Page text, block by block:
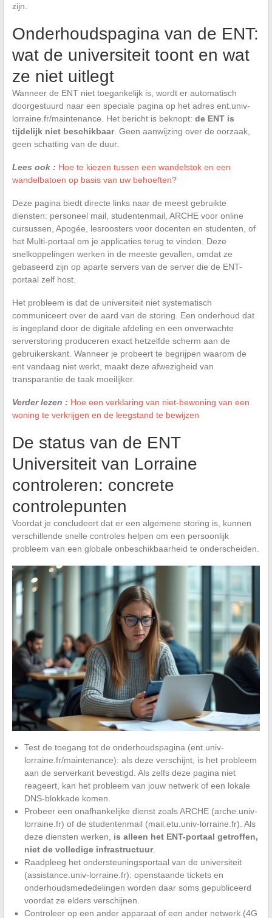
zijn.
Onderhoudspagina van de ENT:
wat de universiteit toont en wat
ze niet uitlegt
Wanneer de ENT niet toegankelijk is, wordt er automatisch
doorgestuurd naar een speciale pagina op het adres ent.univ-
lorraine.fr/maintenance. Het bericht is beknopt: de ENT is
tijdelijk niet beschikbaar. Geen aanwijzing over de oorzaak,
geen schatting van de duur.
Lees ook : Hoe te kiezen tussen een wandelstok en een
wandelbatoen op basis van uw behoeften?
Deze pagina biedt directe links naar de meest gebruikte
diensten: personeel mail, studentenmail, ARCHE voor online
cursussen, Apogée, lesroosters voor docenten en studenten, of
het Multi-portaal om je applicaties terug te vinden. Deze
snelkoppelingen werken in de meeste gevallen, omdat ze
gebaseerd zijn op aparte servers van de server die de ENT-
portaal zelf host.
Het probleem is dat de universiteit niet systematisch
communiceert over de aard van de storing. Een onderhoud dat
is ingepland door de digitale afdeling en een onverwachte
serverstoring produceren exact hetzelfde scherm aan de
gebruikerskant. Wanneer je probeert te begrijpen waarom de
ent vandaag niet werkt, maakt deze afwezigheid van
transparantie de taak moeilijker.
Verder lezen : Hoe een verklaring van niet-bewoning van een
woning te verkrijgen en de leegstand te bewijzen
De status van de ENT
Universiteit van Lorraine
controleren: concrete
controlepunten
Voordat je concludeert dat er een algemene storing is, kunnen
verschillende snelle controles helpen om een persoonlijk
probleem van een globale onbeschikbaarheid te onderscheiden.
Test de toegang tot de onderhoudspagina (ent.univ-
lorraine.fr/maintenance): als deze verschijnt, is het probleem
aan de serverkant bevestigd. Als zelfs deze pagina niet
reageert, kan het probleem van jouw netwerk of een lokale
DNS-blokkade komen.
Probeer een onafhankelijke dienst zoals ARCHE (arche.univ-
lorraine.fr) of de studentenmail (mail.etu.univ-lorraine.fr). Als
deze diensten werken, is alleen het ENT-portaal getroffen,
niet de volledige infrastructuur.
Raadpleeg het ondersteuningsportaal van de universiteit
(assistance.univ-lorraine.fr): openstaande tickets en
onderhoudsmededelingen worden daar soms gepubliceerd
voordat ze elders verschijnen.
Controleer op een ander apparaat of een ander netwerk (4G